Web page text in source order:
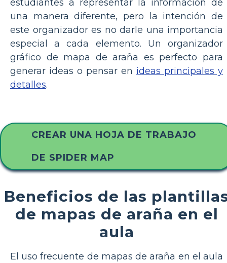
estudiantes a representar la información de
una manera diferente, pero la intención de
este organizador es no darle una importancia
especial a cada elemento. Un organizador
gráfico de mapa de araña es perfecto para
generar ideas o pensar en ideas principales y
detalles.
CREAR UNA HOJA DE TRABAJO
DE SPIDER MAP
Beneficios de las
de mapas de araña en el
aula
El uso frecuente de mapas de araña en el aula